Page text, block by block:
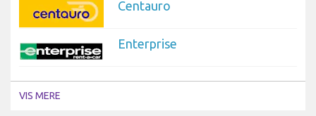
Centauro
Enterprise
VIS MERE